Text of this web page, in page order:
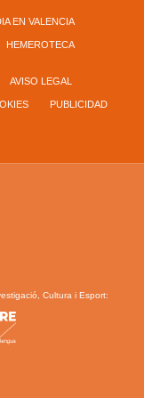
EN VALENCIA
HEMEROTECA
AVISO LEGAL
PUBLICIDAD
Cultura i Esport: